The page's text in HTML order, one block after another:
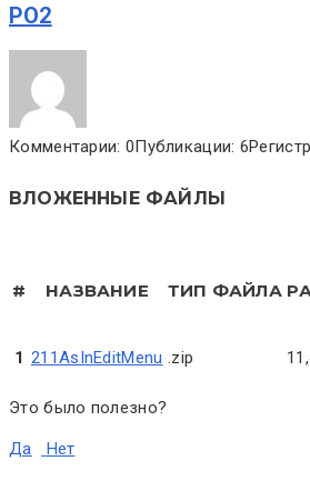
PO2
Комментарии: 0Публикации: 6
ВЛОЖЕННЫЕ ФАЙЛЫ
# НАЗВАНИЕ ТИП ФАЙЛА
1 211AsInEditMenu .zip
Это было полезно?
Да Нет